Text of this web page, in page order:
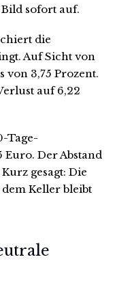
sofort auf.
die
Auf Sicht von
von 3,75 Prozent.
auf 6,22
Tage-
Der Abstand
gesagt: Die
Keller bleibt